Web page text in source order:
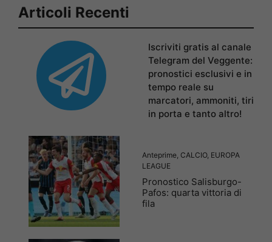
Articoli Recenti
Iscriviti gratis al canale
Telegram del Veggente:
pronostici esclusivi e in
tempo reale su
marcatori, ammoniti, tiri
in porta e tanto altro!
Anteprime, CALCIO, EUROPA
LEAGUE
Pronostico Salisburgo-
Pafos: quarta vittoria di
fila